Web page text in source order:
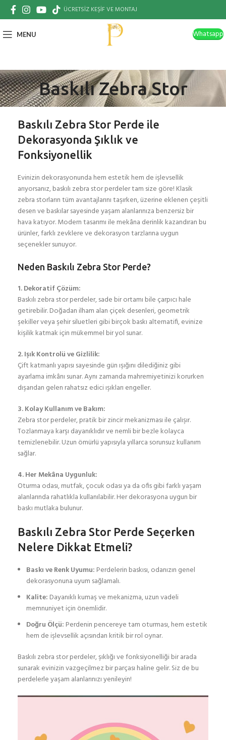
ÜCRETSİZ KEŞİF VE MONTAJ
MENU Whatsapp
Baskılı Zebra Stor
Baskılı Zebra Stor Perde ile
Dekorasyonda Şıklık ve
Fonksiyonellik
Evinizin dekorasyonunda hem estetik hem de işlevsellik
arıyorsanız, baskılı zebra stor perdeler tam size göre! Klasik
zebra storların tüm avantajlarını taşırken, üzerine eklenen çeşitli
desen ve baskılar sayesinde yaşam alanlarınıza benzersiz bir
hava katıyor. Modern tasarımı ile mekâna derinlik kazandıran bu
ürünler, farklı zevklere ve dekorasyon tarzlarına uygun
seçenekler sunuyor.
Neden Baskılı Zebra Stor Perde?
1. Dekoratif Çözüm:
Baskılı zebra stor perdeler, sade bir ortamı bile çarpıcı hale
getirebilir. Doğadan ilham alan çiçek desenleri, geometrik
şekiller veya şehir siluetleri gibi birçok baskı alternatifi, evinize
kişilik katmak için mükemmel bir yol sunar.
2. Işık Kontrolü ve Gizlilik:
Çift katmanlı yapısı sayesinde gün ışığını dilediğiniz gibi
ayarlama imkânı sunar. Aynı zamanda mahremiyetinizi korurken
dışarıdan gelen rahatsız edici ışıkları engeller.
3. Kolay Kullanım ve Bakım:
Zebra stor perdeler, pratik bir zincir mekanizması ile çalışır.
Tozlanmaya karşı dayanıklıdır ve nemli bir bezle kolayca
temizlenebilir. Uzun ömürlü yapısıyla yıllarca sorunsuz kullanım
sağlar.
4. Her Mekâna Uygunluk:
Oturma odası, mutfak, çocuk odası ya da ofis gibi farklı yaşam
alanlarında rahatlıkla kullanılabilir. Her dekorasyona uygun bir
baskı mutlaka bulunur.
Baskılı Zebra Stor Perde Seçerken
Nelere Dikkat Etmeli?
Baskı ve Renk Uyumu: Perdelerin baskısı, odanızın genel
dekorasyonuna uyum sağlamalı.
Kalite: Dayanıklı kumaş ve mekanizma, uzun vadeli
memnuniyet için önemlidir.
Doğru Ölçü: Perdenin pencereye tam oturması, hem estetik
hem de işlevsellik açısından kritik bir rol oynar.
Baskılı zebra stor perdeler, şıklığı ve fonksiyonelliği bir arada
sunarak evinizin vazgeçilmez bir parçası haline gelir. Siz de bu
perdelerle yaşam alanlarınızı yenileyin!